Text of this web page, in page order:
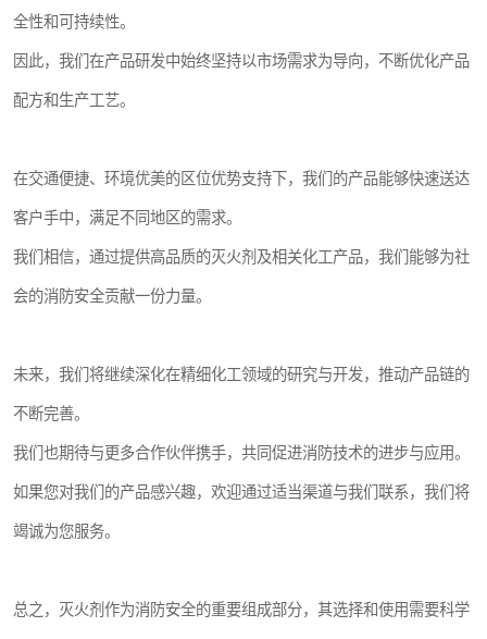
全性和可持续性。
因此，我们在产品研发中始终坚持以市场需求为导向，不断优化产品
配方和生产工艺。
在交通便捷、环境优美的区位优势支持下，我们的产品能够快速送达
客户手中，满足不同地区的需求。
我们相信，通过提供高品质的灭火剂及相关化工产品，我们能够为社
会的消防安全贡献一份力量。
未来，我们将继续深化在精细化工领域的研究与开发，推动产品链的
不断完善。
我们也期待与更多合作伙伴携手，共同促进消防技术的进步与应用。
如果您对我们的产品感兴趣，欢迎通过适当渠道与我们联系，我们将
竭诚为您服务。
总之，灭火剂作为消防安全的重要组成部分，其选择和使用需要科学